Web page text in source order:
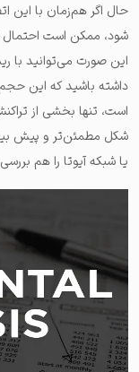
حال اگر هم‌زمان با این
شود، ممکن است احتمال
این صورت می‌توانید با
داشته باشید که این
است، تنها بخشی از
شکل مطمئن‌تر و پیش
یا شبکه آیوتا را هم